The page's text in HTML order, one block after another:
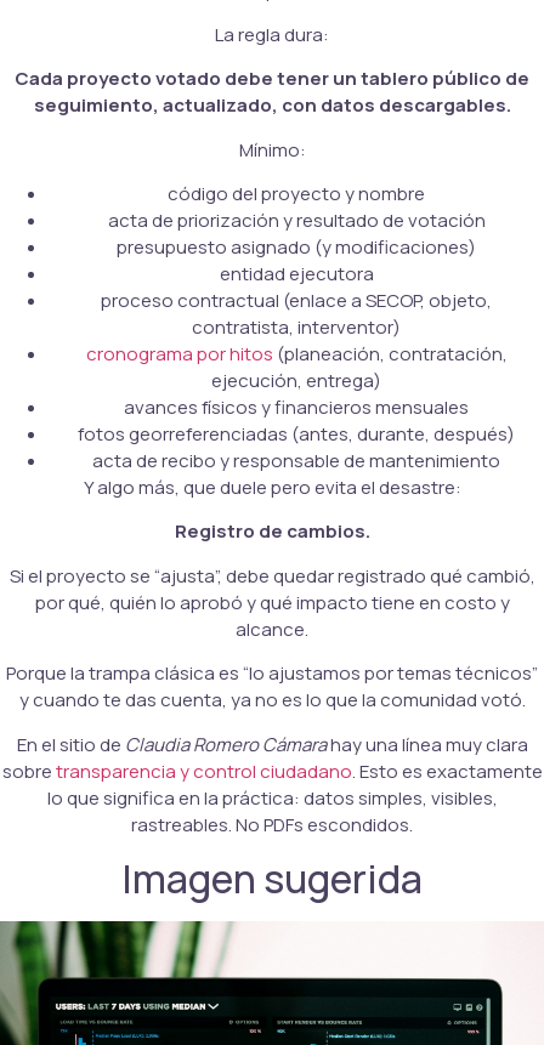
La regla dura:
Cada proyecto votado debe tener un tablero público de
seguimiento, actualizado, con datos descargables.
Mínimo:
código del proyecto y nombre
acta de priorización y resultado de votación
presupuesto asignado (y modificaciones)
entidad ejecutora
proceso contractual (enlace a SECOP, objeto,
contratista, interventor)
cronograma por hitos (planeación, contratación,
ejecución, entrega)
avances físicos y financieros mensuales
fotos georreferenciadas (antes, durante, después)
acta de recibo y responsable de mantenimiento
Y algo más, que duele pero evita el desastre:
Registro de cambios.
Si el proyecto se “ajusta”, debe quedar registrado qué cambió,
por qué, quién lo aprobó y qué impacto tiene en costo y
alcance.
Porque la trampa clásica es “lo ajustamos por temas técnicos”
y cuando te das cuenta, ya no es lo que la comunidad votó.
En el sitio de Claudia Romero Cámarahay una línea muy clara
sobretransparencia y control ciudadano. Esto es exactamente
lo que significa en la práctica: datos simples, visibles,
rastreables. No PDFs escondidos.
Imagen sugerida